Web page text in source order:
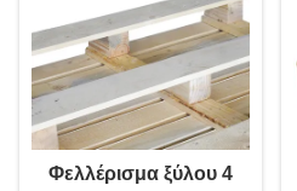
Φελλέρισμα ξύλου 4